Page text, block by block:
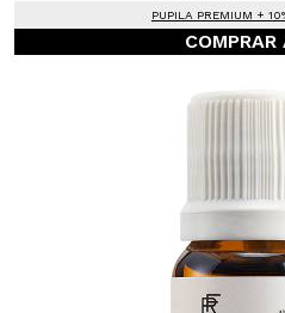
PUPILA PREMIUM +
COMPRAR